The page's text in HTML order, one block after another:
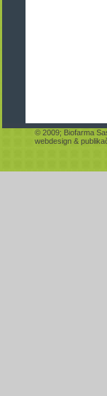
© 2009; Biofarma
webdesign &